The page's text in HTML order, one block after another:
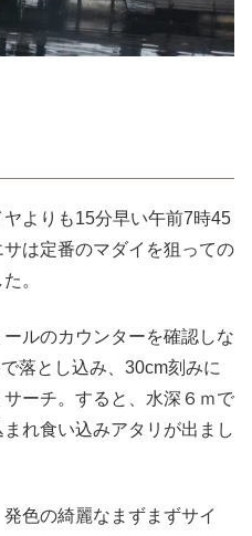
よりも15分早い午前7時45
は定番のマダイを狙っての
。
ルのカウンターを確認しな
落とし込み、30cm刻みに
ーチ。すると、水深６ｍで
れ食い込みアタリが出まし
色の綺麗なまずまずサイ